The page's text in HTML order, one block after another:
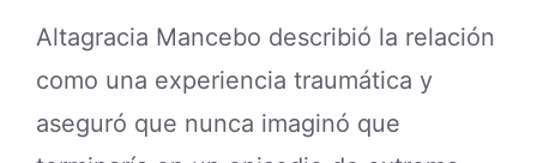
Altagracia Mancebo describió la relación
como una experiencia traumática y
aseguró que nunca imaginó que